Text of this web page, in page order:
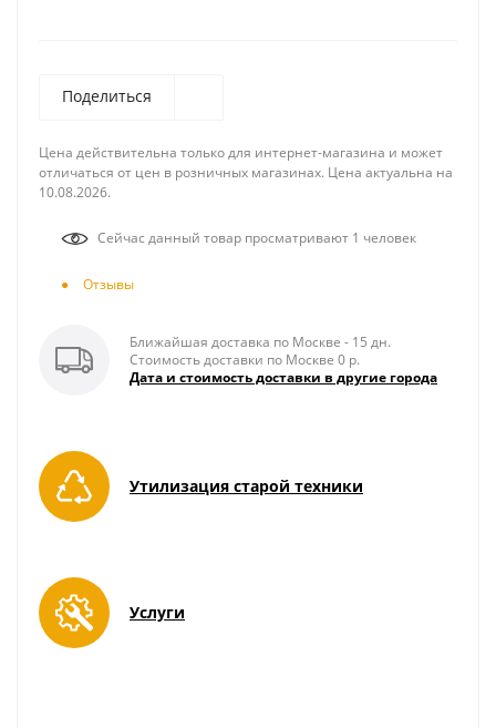
Поделиться
Цена действительна только для интернет-магазина и может
отличаться от цен в розничных магазинах. Цена актуальна на
10.08.2026.
Сейчас данный товар просматривают 1 человек
Отзывы
Ближайшая доставка по Москве - 15 дн.
Стоимость доставки по Москве 0 р.
Дата и стоимость доставки в другие города
Утилизация старой техники
Услуги